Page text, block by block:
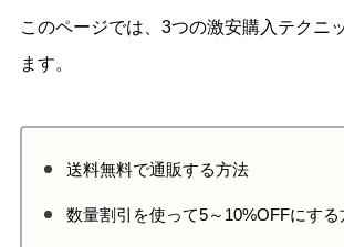
このページでは、3つの激安購入テクニ
ます。
送料無料で通販する方法
数量割引を使って5～10%OFFにする